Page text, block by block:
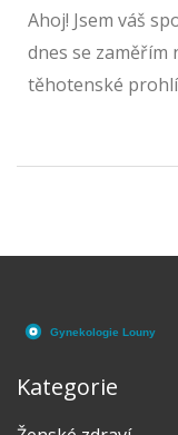
Ahoj! Jsem váš
dnes se zaměřím
těhotenské
Kategorie